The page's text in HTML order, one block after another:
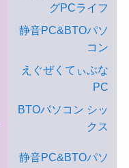
グPCライフ
静音PC&BTOパソ
コン
えぐぜくてぃぶな
PC
BTOパソコン シッ
クス
静音PC&BTOパソ